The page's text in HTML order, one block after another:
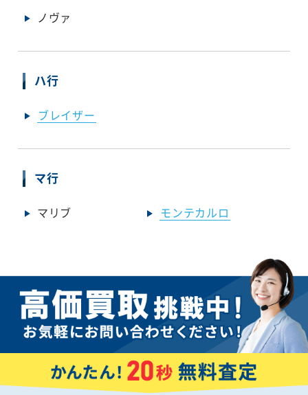
ノヴァ
ハ行
ブレイザー
マ行
マリブ モンテカルロ